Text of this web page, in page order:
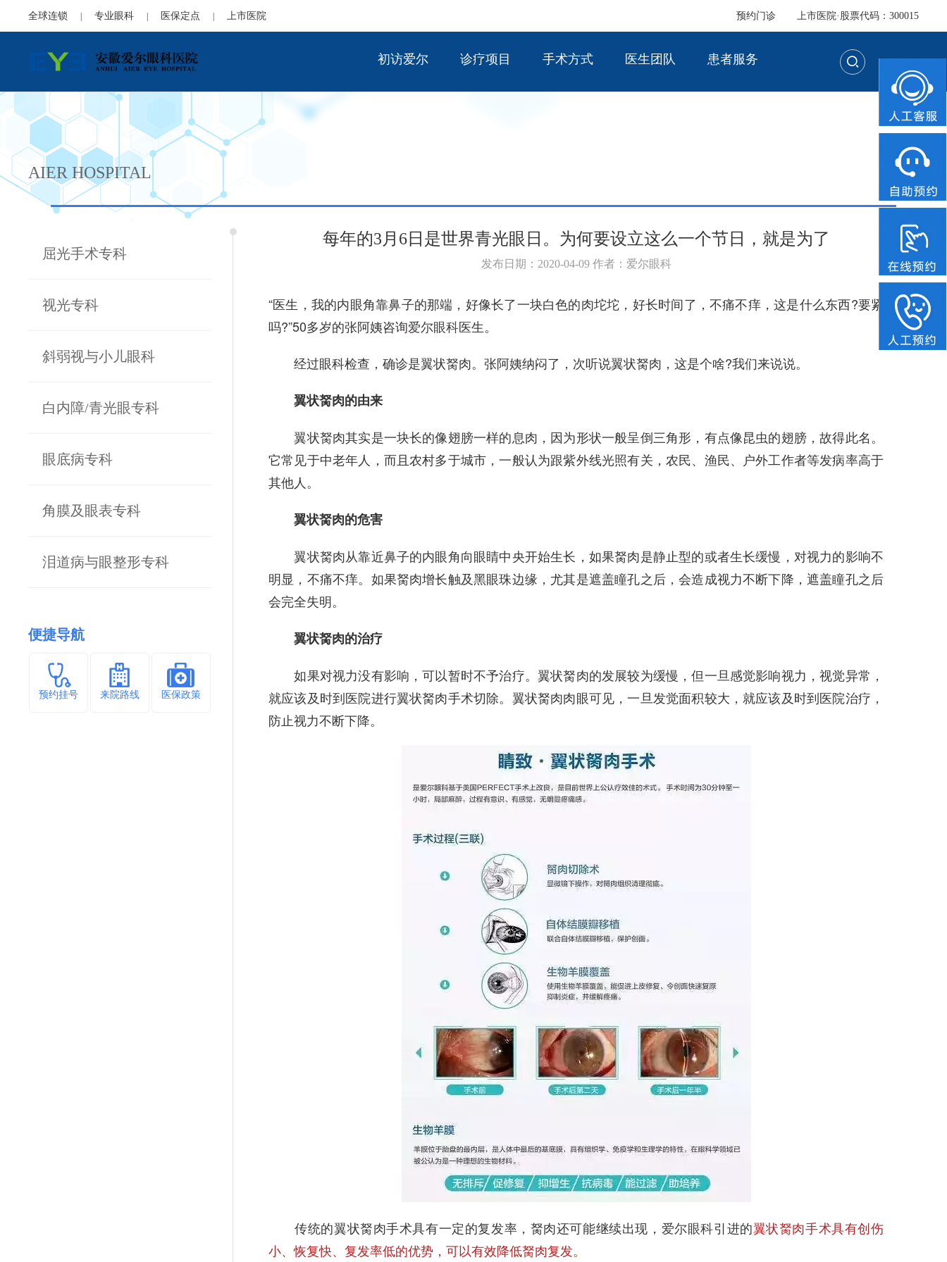
全球连锁 | 专业眼科 | 医保定点 | 上市医院 预约门诊 上市医院·股票代码：300015
初访爱尔 诊疗项目 手术方式 医生团队 患者服务
AIER HOSPITAL
屈光手术专科
视光专科
斜弱视与小儿眼科
白内障/青光眼专科
眼底病专科
角膜及眼表专科
泪道病与眼整形专科
便捷导航
预约挂号 来院路线 医保政策
每年的3月6日是世界青光眼日。为何要设立这么一个节日，就是为了
发布日期：2020-04-09 作者：爱尔眼科
“医生，我的内眼角靠鼻子的那端，好像长了一块白色的肉坨坨，好长时间了，不痛不痒，这是什么东西?要紧
吗?”50多岁的张阿姨咨询爱尔眼科医生。
经过眼科检查，确诊是翼状胬肉。张阿姨纳闷了，次听说翼状胬肉，这是个啥?我们来说说。
翼状胬肉的由来
翼状胬肉其实是一块长的像翅膀一样的息肉，因为形状一般呈倒三角形，有点像昆虫的翅膀，故得此名。
它常见于中老年人，而且农村多于城市，一般认为跟紫外线光照有关，农民、渔民、户外工作者等发病率高于
其他人。
翼状胬肉的危害
翼状胬肉从靠近鼻子的内眼角向眼睛中央开始生长，如果胬肉是静止型的或者生长缓慢，对视力的影响不
明显，不痛不痒。如果胬肉增长触及黑眼珠边缘，尤其是遮盖瞳孔之后，会造成视力不断下降，遮盖瞳孔之后
会完全失明。
翼状胬肉的治疗
如果对视力没有影响，可以暂时不予治疗。翼状胬肉的发展较为缓慢，但一旦感觉影响视力，视觉异常，
就应该及时到医院进行翼状胬肉手术切除。翼状胬肉肉眼可见，一旦发觉面积较大，就应该及时到医院治疗，
防止视力不断下降。
传统的翼状胬肉手术具有一定的复发率，胬肉还可能继续出现， 爱尔眼科引进的翼状胬肉手术具有创伤
小、恢复快、复发率低的优势，可以有效降低胬肉复发。